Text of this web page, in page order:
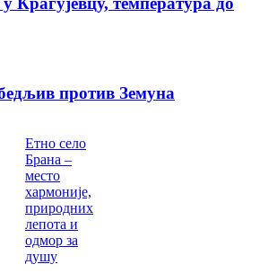
против Земуна
Етно село
Брана –
место
хармоније,
природних
лепота и
одмор за
душу